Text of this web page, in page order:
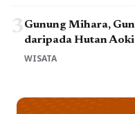
3Gunung Mihara,
daripada Hutan
WISATA